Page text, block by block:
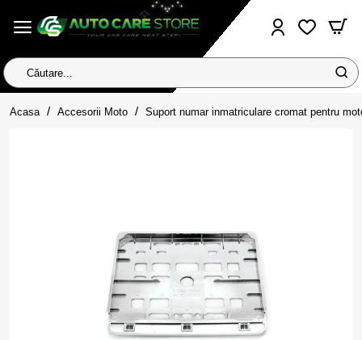
Căutare...
Acasa homeAccesorii Moto Suport numar inmatriculare cromat pentru